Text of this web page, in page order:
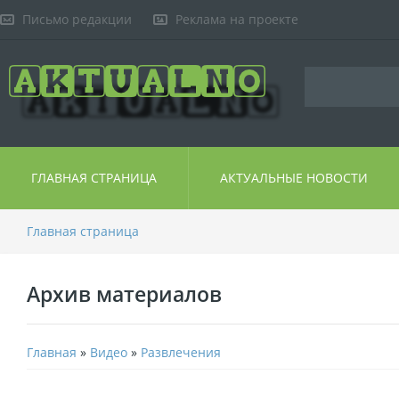
Письмо редакции Реклама на проекте
ГЛАВНАЯ СТРАНИЦА АКТУАЛЬНЫЕ НОВОСТИ
Главная страница
Архив материалов
Главная » Видео » Развлечения